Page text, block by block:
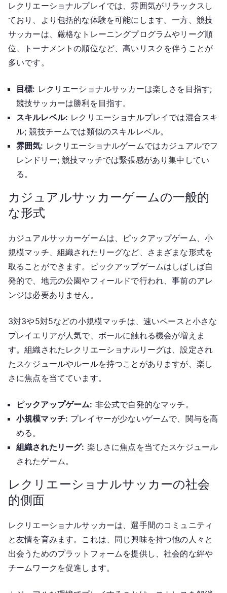
レクリエーショナルプレイでは、雰囲気がリラックスし
ており、より包括的な体験を可能にします。一方、競技
サッカーは、厳格なトレーニングプログラムやリーグ順
位、トーナメントの順位など、高いリスクを伴うことが
多いです。
目標: レクリエーショナルサッカーは楽しさを目指す;
競技サッカーは勝利を目指す。
スキルレベル: レクリエーショナルプレイでは混合スキ
ル; 競技チームでは類似のスキルレベル。
雰囲気: レクリエーショナルゲームではカジュアルでフ
レンドリー; 競技マッチでは緊張感があり集中してい
る。
カジュアルサッカーゲームの一般的
な形式
カジュアルサッカーゲームは、ピックアップゲーム、小
規模マッチ、組織されたリーグなど、さまざまな形式を
取ることができます。ピックアップゲームはしばしば自
発的で、地元の公園やフィールドで行われ、事前のアレ
ンジは必要ありません。
3対3や5対5などの小規模マッチは、速いペースと小さな
プレイエリアが人気で、ボールに触れる機会が増えま
す。組織されたレクリエーショナルリーグは、設定され
たスケジュールやルールを持つことがありますが、楽し
さに焦点を当てています。
ピックアップゲーム: 非公式で自発的なマッチ。
小規模マッチ: プレイヤーが少ないゲームで、関与を高
める。
組織されたリーグ: 楽しさに焦点を当てたスケジュール
されたゲーム。
レクリエーショナルサッカーの社会
的側面
レクリエーショナルサッカーは、選手間のコミュニティ
と友情を育みます。これは、同じ興味を持つ他の人々と
出会うためのプラットフォームを提供し、社会的な絆や
チームワークを促進します。